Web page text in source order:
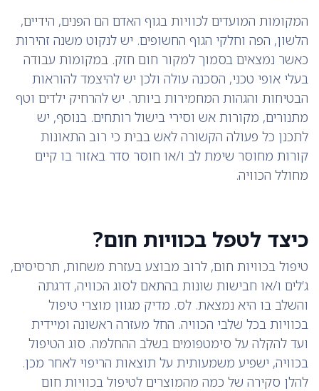
המקומות המועדים לכוויות בגוף האדם הם הפנים, הידיים,
הלשון, הפה וחלקי הגוף החשופים. יש לנקוט משנה זהירות
כאשר נמצאים בסמוך למקור חום חזק. במקומות עבודה
בעלי אופי טכני, הסכנה עולה ולכן יש להיצמד להוראות
הבטיחות והגהות המחמירות ביותר. יש להרחיק ילדים וטף
מתנורים, מקורות אש וסירי בישול רותחים. בנוסף, יש
לתכנן כל פעולה הקשורה לאש בבית כי רוב התאונות
קורות מחוסר שימת לב ו/או חוסר סדר באזור בו קיים
מחולל הכוויה.
כיצד לטפל בכוויות חום?
טיפול בכוויות חום, לרוב מבוצע בעזרת משחות, תרסיסים,
ג’לים ו/או חבישות שונות בהתאם לסוג הכוויה, דרגתה
והשלב בו היא נמצאת. לס. מדיק מגוון מוצרי טיפול
בכוויות בכל שלבי הכוויה. החל מעזרה ראשונה ומיידית
ועד להקלה על סימטפומים בשלב ההחלמה. סוג הטיפול
בכוויה, ישפיע משמעותית על תוצאות הריפוי לאחר מכן.
להלן סקירה של כמה מהמוצרים לטיפול בכוויות חום